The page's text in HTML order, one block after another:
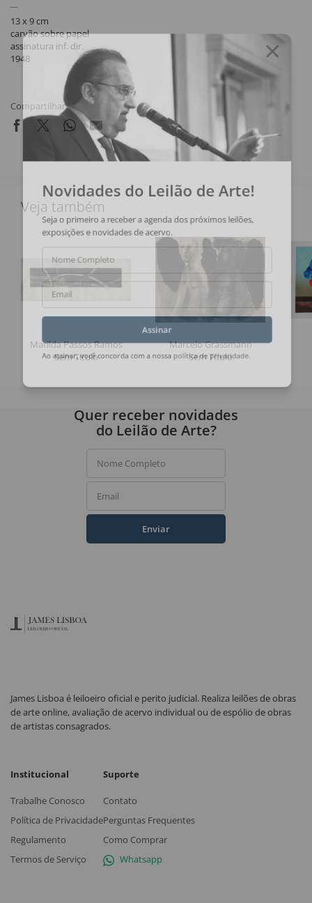
13 x 9 cm
carvão sobre papel
assinatura inf. dir.
1948
Compartilhar
Veja também
Marilda Passos Ramos
Sem Título
Marcelo Grassmann
Sem Título
Novidades do Leilão de Arte!
Seja o primeiro a receber a agenda dos próximos leilões,
exposições e novidades de acervo.
Nome Completo
Email
Assinar
Quer receber novidades
do Leilão de Arte?
Nome Completo
Email
Enviar
James Lisboa é leiloeiro oficial e perito judicial. Realiza leilões de obras
de arte online, avaliação de acervo individual ou de espólio de obras
de artistas consagrados.
Institucional
Trabalhe Conosco
Política de Privacidade
Regulamento
Termos de Serviço
Suporte
Contato
Perguntas Frequentes
Como Comprar
Whatsapp